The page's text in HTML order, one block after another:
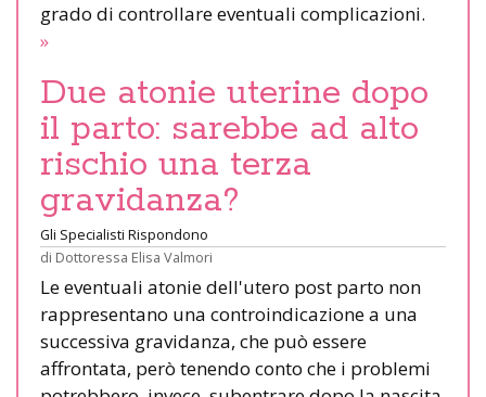
grado di controllare eventuali complicazioni.
»
Due atonie uterine dopo
il parto: sarebbe ad alto
rischio una terza
gravidanza?
Gli Specialisti Rispondono
di Dottoressa Elisa Valmori
Le eventuali atonie dell'utero post parto non
rappresentano una controindicazione a una
successiva gravidanza, che può essere
affrontata, però tenendo conto che i problemi